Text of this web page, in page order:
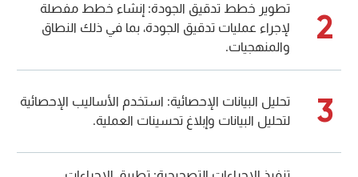
2
تطوير خطط تدقيق الجودة: إنشاء خطط مفصلة
لإجراء عمليات تدقيق الجودة، بما في ذلك النطاق
والمنهجيات.
3
تحليل البيانات الإحصائية: استخدم الأساليب الإحصائية
لتحليل البيانات وإبلاغ تحسينات العملية.